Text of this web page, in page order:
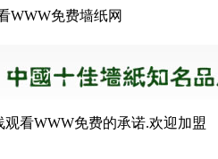
WWW免费墙纸网
看WWW免费的承诺.欢迎加盟